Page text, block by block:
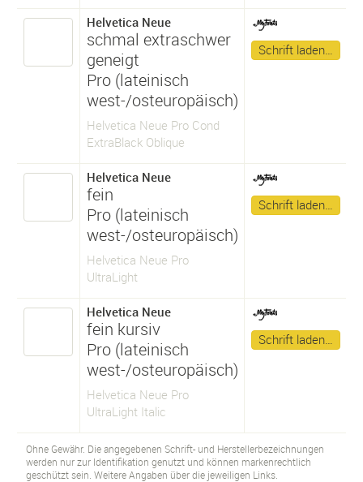
Helvetica Neue
schmal extraschwer
geneigt
Pro (lateinisch
west-/osteuropäisch)
Helvetica Neue Pro Cond
ExtraBlack Oblique
Schrift laden…
Helvetica Neue
fein
Pro (lateinisch
west-/osteuropäisch)
Helvetica Neue Pro
UltraLight
Schrift laden…
Helvetica Neue
fein kursiv
Pro (lateinisch
west-/osteuropäisch)
Helvetica Neue Pro
UltraLight Italic
Schrift laden…
Ohne Gewähr. Die angegebenen Schrift- und Herstellerbezeichnungen
werden nur zur Identifikation genutzt und können markenrechtlich
geschützt sein. Weitere Angaben über die jeweiligen Links.